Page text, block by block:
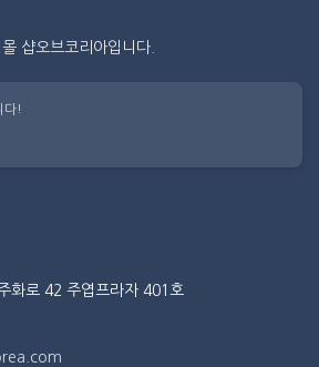
샵오브코리아입니다.
다!
화로 42 주엽프라자 401호